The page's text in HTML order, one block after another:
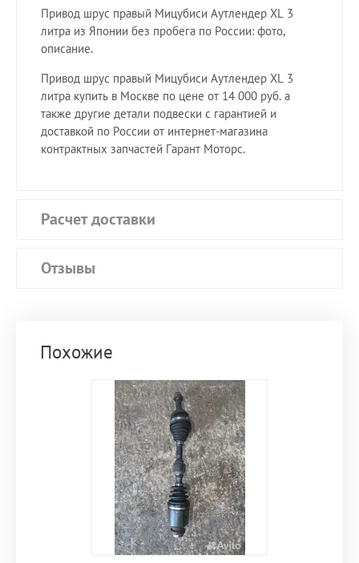
Привод шрус правый Мицубиси Аутлендер XL 3
литра из Японии без пробега по России: фото,
описание.
Привод шрус правый Мицубиси Аутлендер XL 3
литра купить в Москве по цене от 14 000 руб. а
также другие детали подвески с гарантией и
доставкой по России от интернет-магазина
контрактных запчастей Гарант Моторс.
Расчет доставки
Отзывы
Похожие